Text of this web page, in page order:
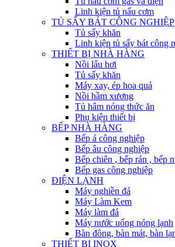
Linh kiện tủ nấu cơm
TỦ SẤY BÁT CÔNG NGHIỆP
Tủ sấy khăn
Linh kiện tủ sấy bát công
THIẾT BỊ NHÀ HÀNG
Nồi lẩu hơi
Tủ sấy khăn
Máy xay, ép hoa quả
Nồi hầm xương
Tủ hâm nóng thức ăn
Phụ kiện thiết bị
BẾP NHÀ HÀNG
Bếp á công nghiệp
Bếp âu công nghiệp
Bếp chiên , bếp rán , bếp
Bếp gas công nghiệp
ĐIỆN LẠNH
Máy nghiền đá
Máy Làm Kem
Máy làm đá
Máy nước uống nóng lạnh
Bàn đông, bàn mát, bàn
THIẾT BỊ INOX